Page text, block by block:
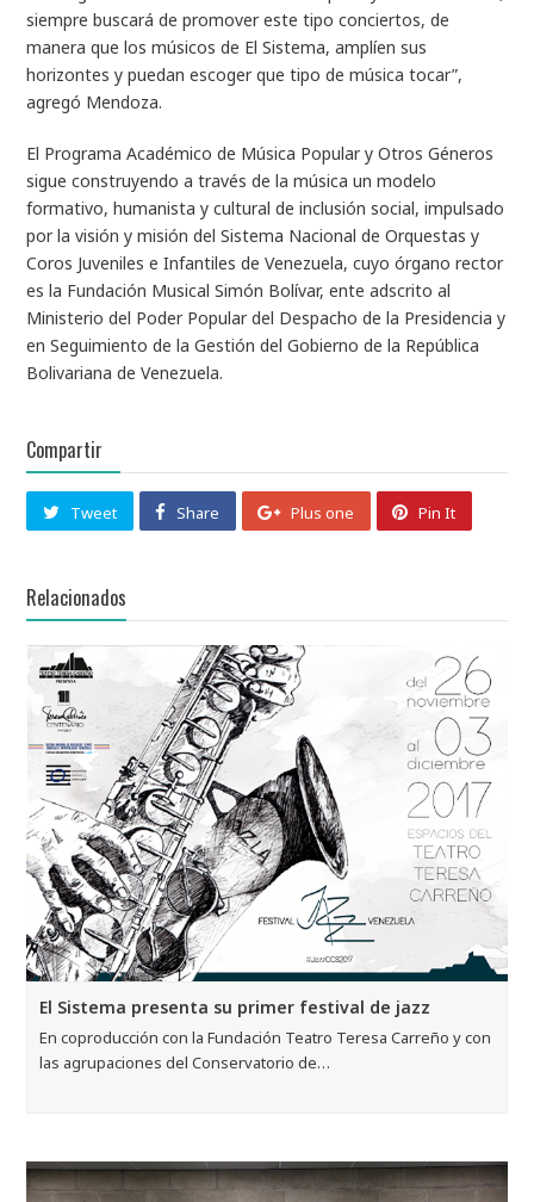
siempre buscará de promover este tipo conciertos, de
manera que los músicos de El Sistema, amplíen sus
horizontes y puedan escoger que tipo de música tocar”,
agregó Mendoza.
El Programa Académico de Música Popular y Otros Géneros
sigue construyendo a través de la música un modelo
formativo, humanista y cultural de inclusión social, impulsado
por la visión y misión del Sistema Nacional de Orquestas y
Coros Juveniles e Infantiles de Venezuela, cuyo órgano rector
es la Fundación Musical Simón Bolívar, ente adscrito al
Ministerio del Poder Popular del Despacho de la Presidencia y
en Seguimiento de la Gestión del Gobierno de la República
Bolivariana de Venezuela.
Compartir
Tweet Share Plus one Pin It
Relacionados
El Sistema presenta su primer festival de jazz
En coproducción con la Fundación Teatro Teresa Carreño y con
las agrupaciones del Conservatorio de…